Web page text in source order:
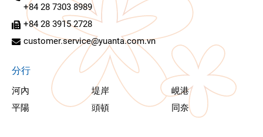
+84 28 7303 8989
+84 28 3915 2728
customer.service@yuanta.com.vn
分行
河內 堤岸
峴港
平陽
頭頓 同奈